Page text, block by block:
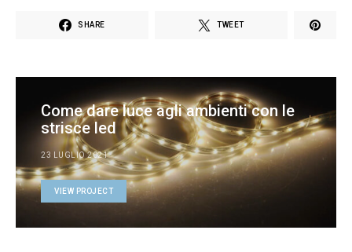
SHARE TWEET
Come dare luce agli ambienti con le
strisce led
23 LUGLIO 2021
VIEW PROJECT